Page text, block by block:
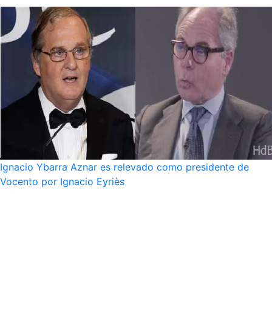
Ignacio Ybarra Aznar es relevado como presidente de
Vocento por Ignacio Eyriès